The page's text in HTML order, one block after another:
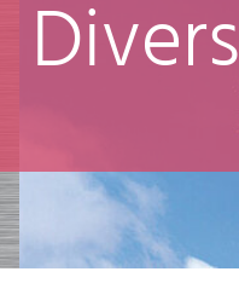
Divers